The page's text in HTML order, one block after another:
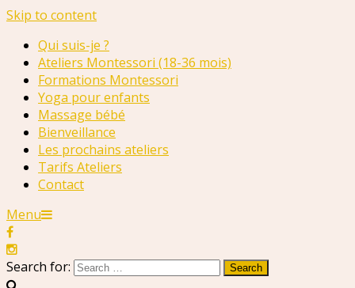
Skip to content
Qui suis-je ?
Ateliers Montessori (18-36 mois)
Formations Montessori
Yoga pour enfants
Massage bébé
Bienveillance
Les prochains ateliers
Tarifs Ateliers
Contact
Menu
Search for: